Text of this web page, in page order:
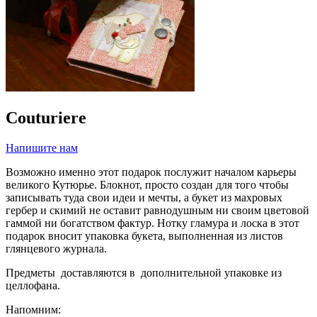
Сouturiere
Напишите нам
Возможно именно этот подарок послужит началом карьеры
великого Кутюрье. Блокнот, просто создан для того чтобы
записывать туда свои идеи и мечты, а букет из махровых
гербер и скимий не оставит равнодушным ни своим цветовой
гаммой ни богатством фактур. Нотку гламура и лоска в этот
подарок вносит упаковка букета, выполненная из листов
глянцевого журнала.
Предметы доставляются в дополнительной упаковке из
целлофана.
Напомним: